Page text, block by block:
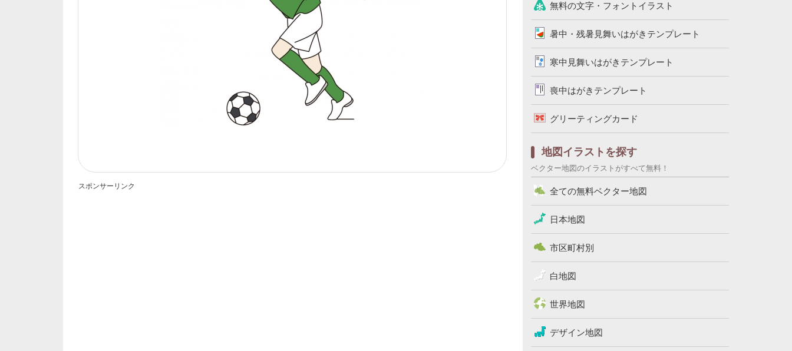
スポンサーリンク
無料の文字・フォントイラスト
暑中・残暑見舞いはがきテンプレート
寒中見舞いはがきテンプレート
喪中はがきテンプレート
グリーティングカード
地図イラストを探す
ベクター地図のイラストがすべて無料！
全ての無料ベクター地図
日本地図
市区町村別
白地図
世界地図
デザイン地図